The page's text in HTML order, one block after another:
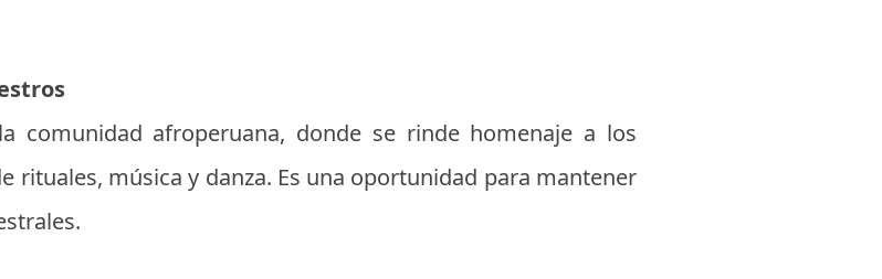
comunidad afroperuana, donde se rinde homenaje a los
rituales, música y danza. Es una oportunidad para mantener